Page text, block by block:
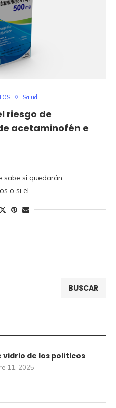
Salud
riesgo de
acetaminofén e
sabe si quedarán
o si el …
BUSCAR
vidrio de los políticos
11, 2025